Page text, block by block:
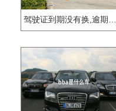
驾驶证到期没有换,逾期怎么办??